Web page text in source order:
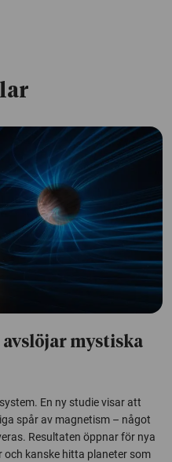
mystiska
En ny studie visar att
spår av magnetism – något
Resultaten öppnar för nya
kanske hitta planeter som